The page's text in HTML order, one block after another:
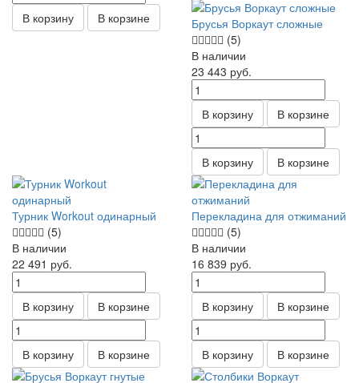
В корзину В корзине
Брусья Воркаут сложные
(5)
В наличии
23 443 руб.
В корзину В корзине
В корзину В корзине
Турник Workout одинарный
(5)
В наличии
22 491 руб.
В корзину В корзине
В корзину В корзине
Перекладина для отжиманий
(5)
В наличии
16 839 руб.
В корзину В корзине
В корзину В корзине